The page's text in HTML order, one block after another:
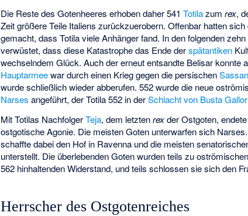
Die Reste des Gotenheeres erhoben daher 541Totilazumrex,
Zeit größere Teile Italiens zurückzuerobern. Offenbar hatten
gemacht, dass Totila viele Anhänger fand. In den folgenden
verwüstet, dass diese Katastrophe das Ende derspätantiken
wechselndem Glück. Auch der erneut entsandte Belisar konnte
Hauptarmeewar durch einen Krieg gegen die persischen
wurde schließlich wieder abberufen. 552 wurde die neue
Narses angeführt, der Totila 552 in derSchlacht von Busta
Mit Totilas NachfolgerTeja, dem letztenrexder Ostgoten,
ostgotische Agonie. Die meisten Goten unterwarfen sich
schaffte dabei den Hof in Ravenna und die meisten
unterstellt. Die überlebenden Goten wurden teils zu
562 hinhaltenden Widerstand, und teils schlossen sie sich den
Herrscher des Ostgotenreiches